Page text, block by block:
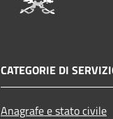
CATEGORIE DI
Anagrafe e stato civile